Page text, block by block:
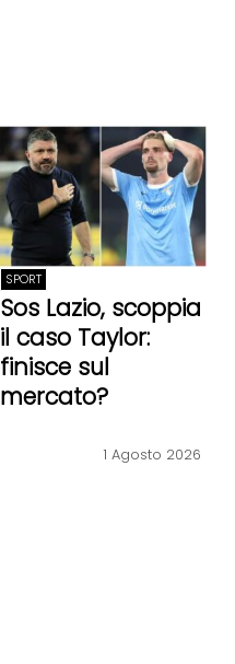
SPORT
Sos Lazio, scoppia
il caso Taylor:
finisce sul
mercato?
1 Agosto 2026